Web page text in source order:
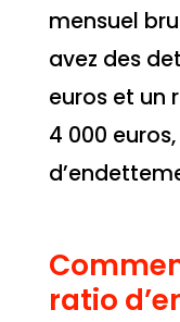
mensuel
avez des
euros et un
4 000
ratio